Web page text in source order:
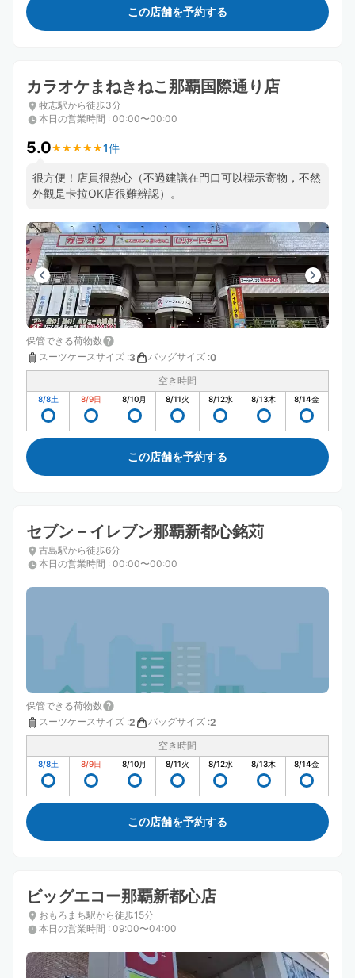
この店舗を予約する
カラオケまねきねこ那覇国際通り店
牧志駅から徒歩3分
本日の営業時間 : 00:00〜00:00
5.0★ ★ ★ ★ ★
★ ★ ★ ★ ★1件
很方便！店員很熱心（不過建議在門口可以標示寄物，不然
外觀是卡拉OK店很難辨認）。
保管できる荷物数
スーツケースサイズ :3 バッグサイズ :0
空き時間
8/8土 8/9日 8/10月 8/11火 8/12水 8/13木 8/14金
この店舗を予約する
セブン－イレブン那覇新都心銘苅
古島駅から徒歩6分
本日の営業時間 : 00:00〜00:00
保管できる荷物数
スーツケースサイズ :2 バッグサイズ :2
空き時間
8/8土 8/9日 8/10月 8/11火 8/12水 8/13木 8/14金
この店舗を予約する
ビッグエコー那覇新都心店
おもろまち駅から徒歩15分
本日の営業時間 : 09:00〜04:00